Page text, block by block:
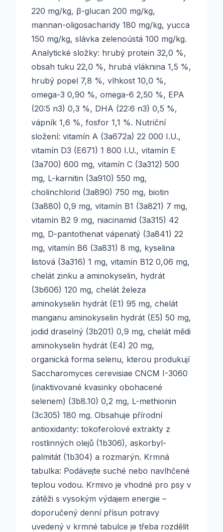
220 mg/kg, β-glucan 200 mg/kg,
mannan-oligosacharidy 180 mg/kg, yucca
150 mg/kg, slávka zelenoústá 100 mg/kg.
Analytické složky: hrubý protein 32,0 %,
obsah tuku 22,0 %, hrubá vláknina 1,5 %,
hrubý popel 7,8 %, vlhkost 10,0 %,
omega-3 0,90 %, omega-6 2,50 %, EPA
(20:5 n3) 0,3 %, DHA (22:6 n3) 0,5 %,
vápník 1,6 %, fosfor 1,1 %. Nutriční
složení: vitamín A (3a672a) 22 000 I.U.,
vitamín D3 (E671) 1 800 I.U., vitamín E
(3a700) 600 mg, vitamín C (3a312) 500
mg, L-karnitin (3a910) 550 mg,
cholinchlorid (3a890) 750 mg, biotin
(3a880) 0,9 mg, vitamín B1 (3a821) 7 mg,
vitamín B2 9 mg, niacinamid (3a315) 42
mg, D-pantothenat vápenatý (3a841) 22
mg, vitamín B6 (3a831) 8 mg, kyselina
listová (3a316) 1 mg, vitamín B12 0,06 mg,
chelát zinku a aminokyselin, hydrát
(3b606) 120 mg, chelát železa
aminokyselin hydrát (E1) 95 mg, chelát
manganu aminokyselin hydrát (E5) 50 mg,
jodid draselný (3b201) 0,9 mg, chelát mědi
aminokyselin hydrát (E4) 20 mg,
organická forma selenu, kterou produkují
Saccharomyces cerevisiae CNCM I-3060
(inaktivované kvasinky obohacené
selenem) (3b8.10) 0,2 mg, L-methionin
(3c305) 180 mg. Obsahuje přírodní
antioxidanty: tokoferolové extrakty z
rostlinných olejů (1b306), askorbyl-
palmitát (1b304) a rozmarýn. Krmná
tabulka: Podávejte suché nebo navlhčené
teplou vodou. Krmivo je vhodné pro psy v
zátěži s vysokým výdajem energie –
doporučený denní přísun potravy
uvedený v krmné tabulce je třeba rozdělit